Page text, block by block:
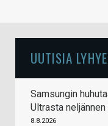
UUTISIA
Samsungin
Ultrasta
8.8.2026